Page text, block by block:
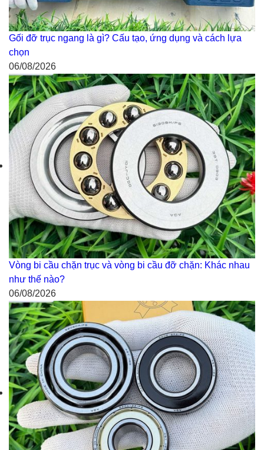
Gối đỡ trục ngang là gì? Cấu tạo, ứng dụng và cách lựa
chọn
06/08/2026
Vòng bi cầu chặn trục và vòng bi cầu đỡ chặn: Khác nhau
như thế nào?
06/08/2026